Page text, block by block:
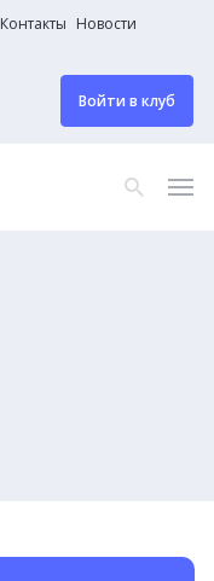
Контакты Новости
Войти в клуб